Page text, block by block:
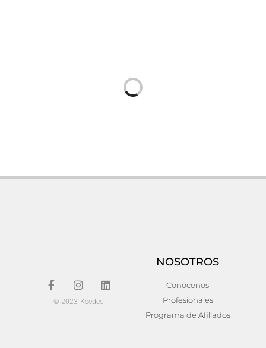
376,00€
488,00€
© 2023 Keedec
NOSOTROS
Conócenos
Profesionales
Programa de Afiliados